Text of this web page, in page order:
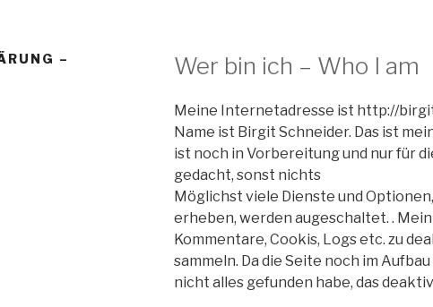
–
Wer bin ich – Who I am
Meine Internetadresse ist http://
Name ist Birgit Schneider. Das ist
ist noch in Vorbereitung und nur für
gedacht, sonst nichts
Möglichst viele Dienste und
erheben, werden augeschaltet. .
Kommentare, Cookis, Logs etc. zu
sammeln. Da die Seite noch im
nicht alles gefunden habe, das